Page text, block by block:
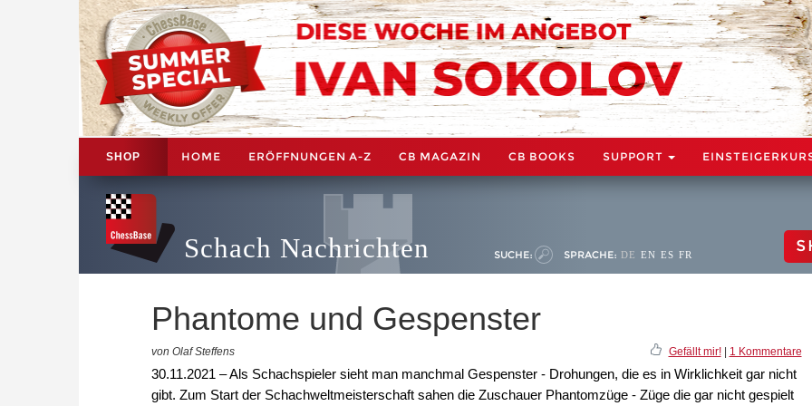
SHOP HOME ERÖFFNUNGEN A-Z CB MAGAZIN CB BOOKS SUPPORT
Schach Nachrichten SUCHE: SPRACHE: DE EN ES FR
Phantome und Gespenster
von Olaf Steffens Gefällt mir!| 1 Kommentare
30.11.2021 – Als Schachspieler sieht man manchmal Gespenster - Drohungen, die es in Wirklichkeit gar nicht
gibt. Zum Start der Schachweltmeisterschaft sahen die Zuschauer Phantomzüge - Züge die gar nicht gespielt